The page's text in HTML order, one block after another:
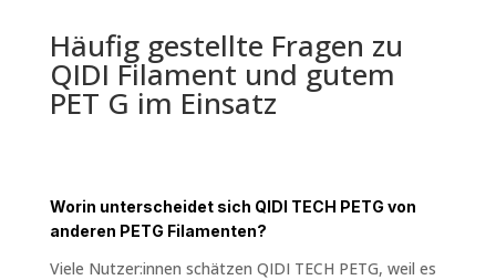
Häufig gestellte Fragen zu
QIDI Filament und gutem
PET G im Einsatz
Worin unterscheidet sich QIDI TECH PETG von
anderen PETG Filamenten?
Viele Nutzer:innen schätzen QIDI TECH PETG, weil es